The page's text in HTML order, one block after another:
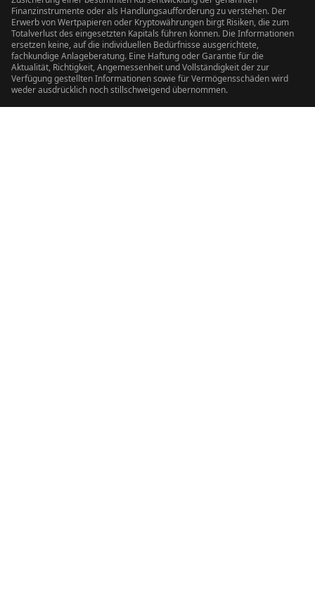
Finanzinstrumente oder als Handlungsaufforderung zu verstehen. Der
Erwerb von Wertpapieren oder Kryptowährungen birgt Risiken, die zum
Totalverlust des eingesetzten Kapitals führen können. Die Informationen
ersetzen keine, auf die individuellen Bedürfnisse ausgerichtete,
fachkundige Anlageberatung. Eine Haftung oder Garantie für die
Aktualität, Richtigkeit, Angemessenheit und Vollständigkeit der zur
Verfügung gestellten Informationen sowie für Vermögensschäden wird
weder ausdrücklich noch stillschweigend übernommen.